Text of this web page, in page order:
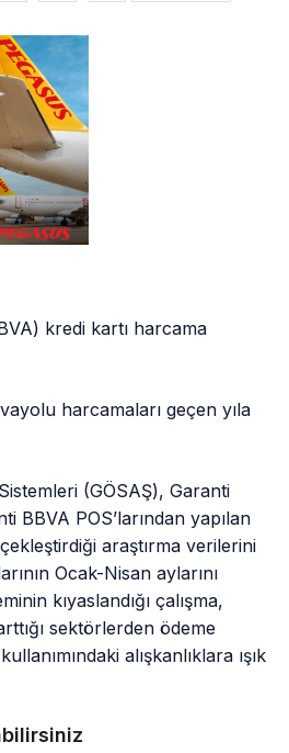
) kredi kartı harcama
harcamaları geçen yıla
(GÖSAŞ), Garanti
BBVA POS’larından yapılan
araştırma verilerini
Ocak-Nisan aylarını
kıyaslandığı çalışma,
sektörlerden ödeme
alışkanlıklara ışık